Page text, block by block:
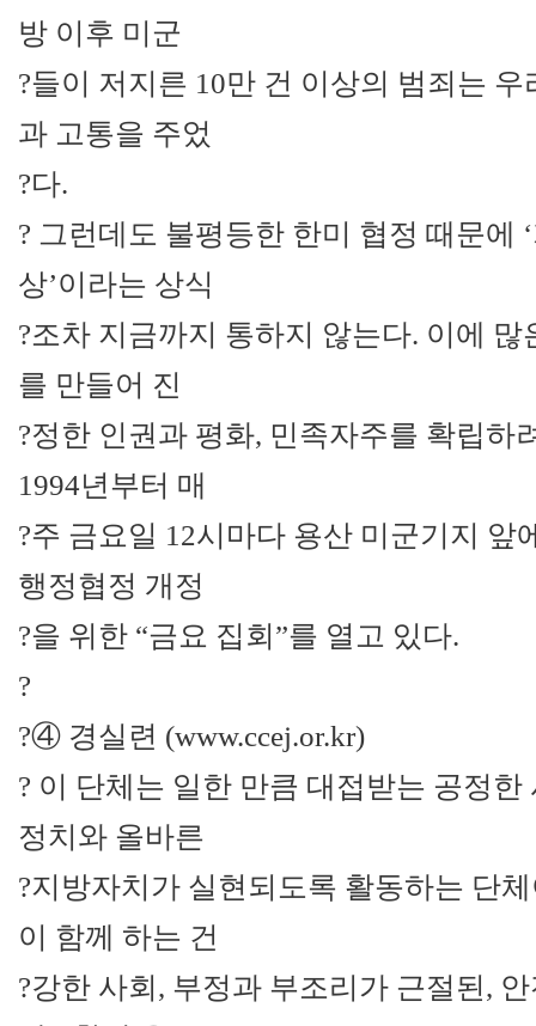
방 이후 미군
?들이 저지른 10만 건 이상의 범죄는
과 고통을 주었
?다.
? 그런데도 불평등한 한미 협정 때문에
상’이라는 상식
?조차 지금까지 통하지 않는다. 이에
를 만들어 진
?정한 인권과 평화, 민족자주를 확립하
1994년부터 매
?주 금요일 12시마다 용산 미군기지 앞
행정협정 개정
?을 위한 “금요 집회”를 열고 있다.
?
?④ 경실련 (www.ccej.or.kr)
? 이 단체는 일한 만큼 대접받는 공정
정치와 올바른
?지방자치가 실현되도록 활동하는 단
이 함께 하는 건
?강한 사회, 부정과 부조리가 근절된,